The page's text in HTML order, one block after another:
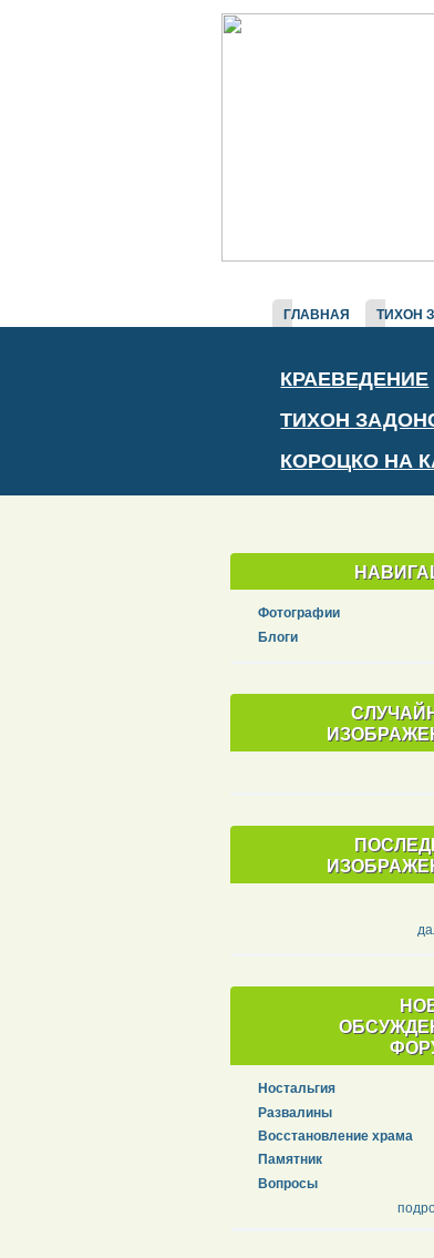
ГЛАВНАЯ ТИХОН
КРАЕВЕДЕНИЕ
ТИХОН
КОРОЦКО НА
Фотографии
Блоги
Ностальгия
Развалины
Восстановление храма
Памятник
Вопросы